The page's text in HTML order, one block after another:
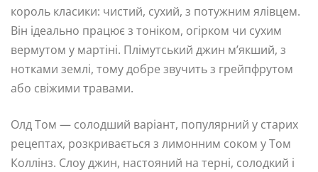
король класики: чистий, сухий, з потужним ялівцем.
Він ідеально працює з тоніком, огірком чи сухим
вермутом у мартіні. Плімутський джин м’якший, з
нотками землі, тому добре звучить з грейпфрутом
або свіжими травами.
Олд Том — солодший варіант, популярний у старих
рецептах, розкривається з лимонним соком у Том
Коллінз. Слоу джин, настояний на терні, солодкий і